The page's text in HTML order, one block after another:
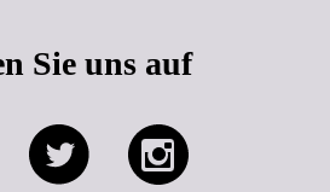
Sie uns auf